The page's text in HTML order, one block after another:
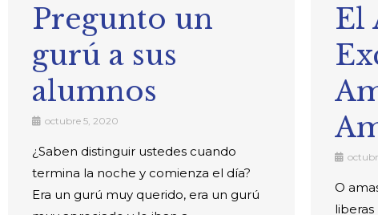
Pregunto un
gurú a sus
alumnos
octubre 5, 2020
¿Saben distinguir ustedes cuando
termina la noche y comienza el día?
Era un gurú muy querido, era un gurú
El
O